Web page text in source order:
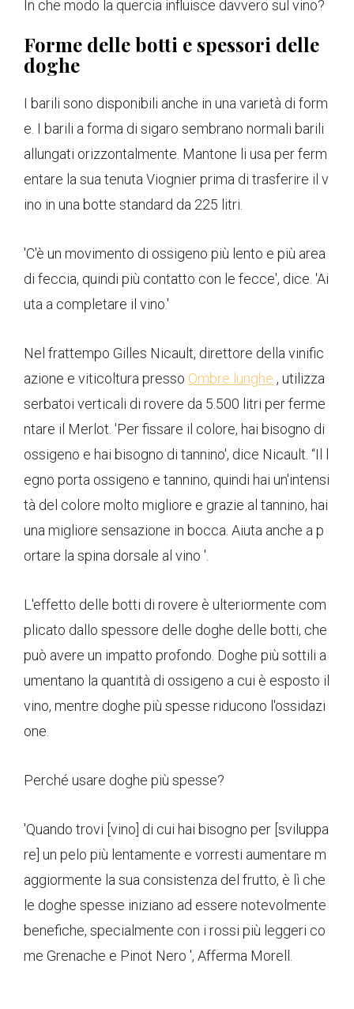
In che modo la quercia influisce davvero sul vino?
Forme delle botti e spessori delle
doghe
I barili sono disponibili anche in una varietà di form
e. I barili a forma di sigaro sembrano normali barili
allungati orizzontalmente. Mantone li usa per ferm
entare la sua tenuta Viognier prima di trasferire il v
ino in una botte standard da 225 litri.
'C'è un movimento di ossigeno più lento e più area
di feccia, quindi più contatto con le fecce', dice. 'Ai
uta a completare il vino.'
Nel frattempo Gilles Nicault, direttore della vinific
azione e viticoltura presso Ombre lunghe , utilizza
serbatoi verticali di rovere da 5.500 litri per ferme
ntare il Merlot. 'Per fissare il colore, hai bisogno di
ossigeno e hai bisogno di tannino', dice Nicault. “Il l
egno porta ossigeno e tannino, quindi hai un'intensi
tà del colore molto migliore e grazie al tannino, hai
una migliore sensazione in bocca. Aiuta anche a p
ortare la spina dorsale al vino '.
L'effetto delle botti di rovere è ulteriormente com
plicato dallo spessore delle doghe delle botti, che
può avere un impatto profondo. Doghe più sottili a
umentano la quantità di ossigeno a cui è esposto il
vino, mentre doghe più spesse riducono l'ossidazi
one.
Perché usare doghe più spesse?
'Quando trovi [vino] di cui hai bisogno per [sviluppa
re] un pelo più lentamente e vorresti aumentare m
aggiormente la sua consistenza del frutto, è lì che
le doghe spesse iniziano ad essere notevolmente
benefiche, specialmente con i rossi più leggeri co
me Grenache e Pinot Nero ', Afferma Morell.